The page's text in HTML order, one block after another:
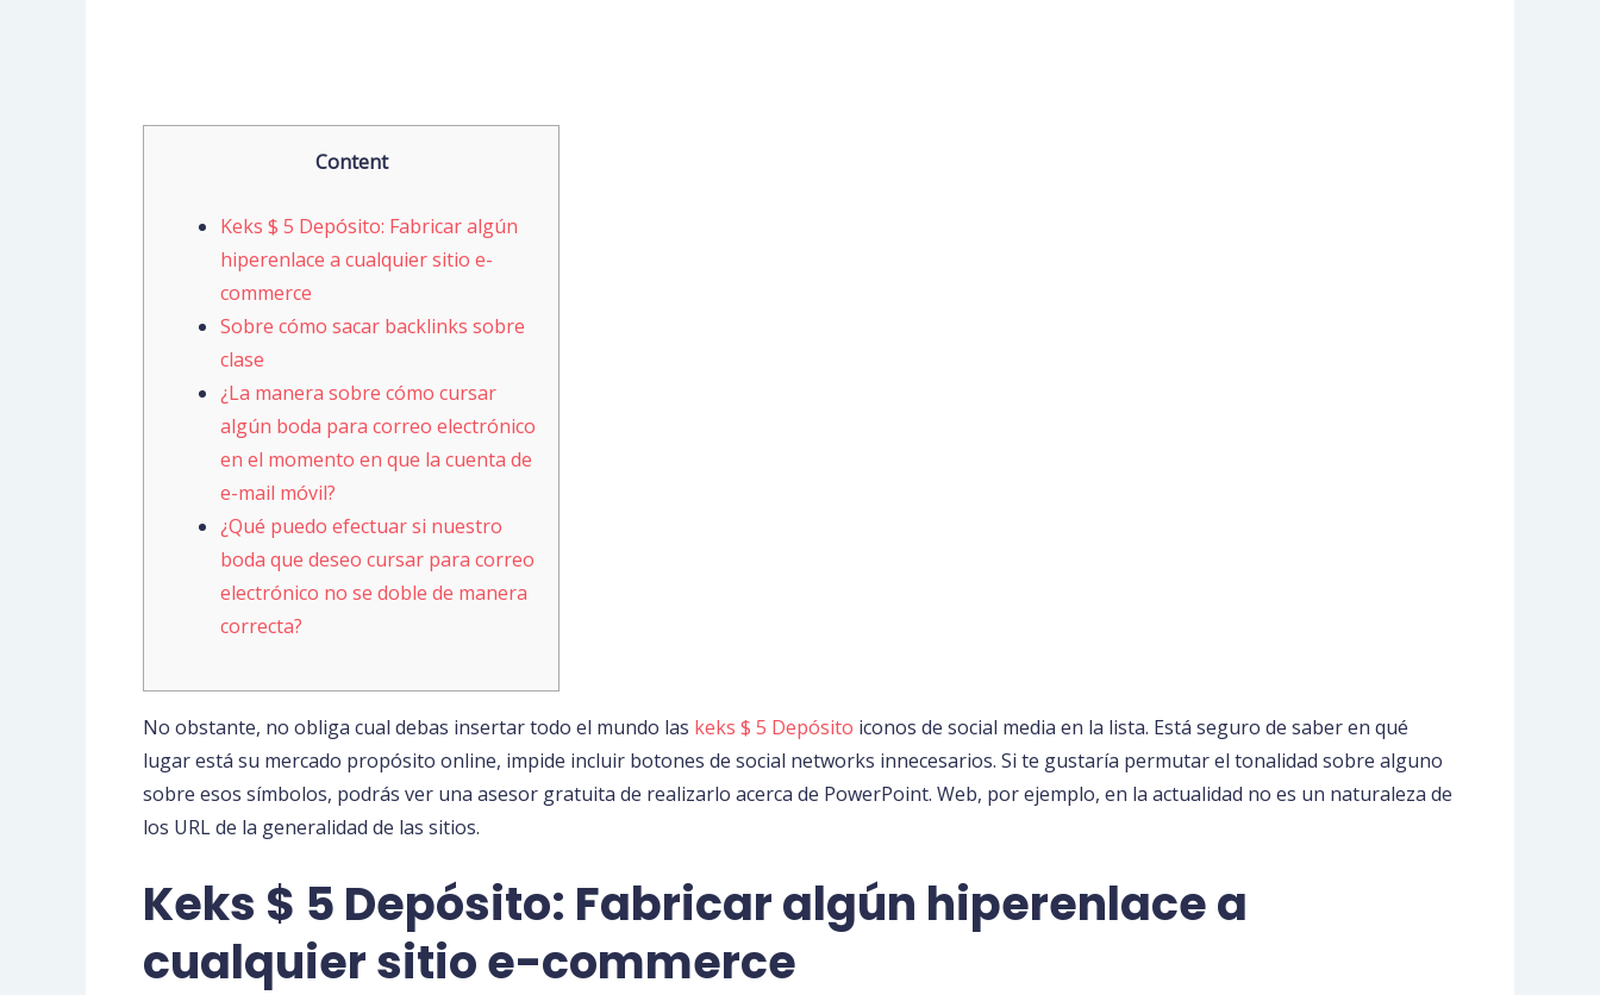
Content
Keks $ 5 Depósito: Fabricar algún
hiperenlace a cualquier sitio e-
commerce
Sobre cómo sacar backlinks sobre
clase
¿La manera sobre cómo cursar
algún boda⁣ para correo electrónico
en el momento en que ‍la ‍cuenta ​de
e-mail móvil?
¿Qué puedo efectuar si nuestro
boda que ‍deseo cursar para correo
electrónico no se⁢ doble de manera
correcta?
No obstante, no obliga cual debas insertar todo el mundo las keks $ 5 Depósito iconos de social media en la lista. Está seguro de saber en qué
lugar está su mercado propósito online, impide incluir botones de social networks innecesarios. Si te gustaría permutar el tonalidad sobre alguno
sobre esos símbolos, podrás ver una asesor gratuita de realizarlo acerca de PowerPoint. Web, por ejemplo, en la actualidad no es un naturaleza de
los URL de la generalidad de las sitios.
Keks $ 5 Depósito: Fabricar algún hiperenlace a
cualquier sitio e-commerce